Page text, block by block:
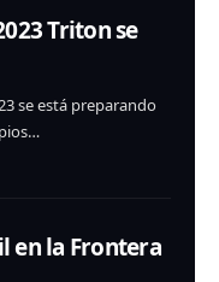
Triton se
se está preparando
en la Frontera